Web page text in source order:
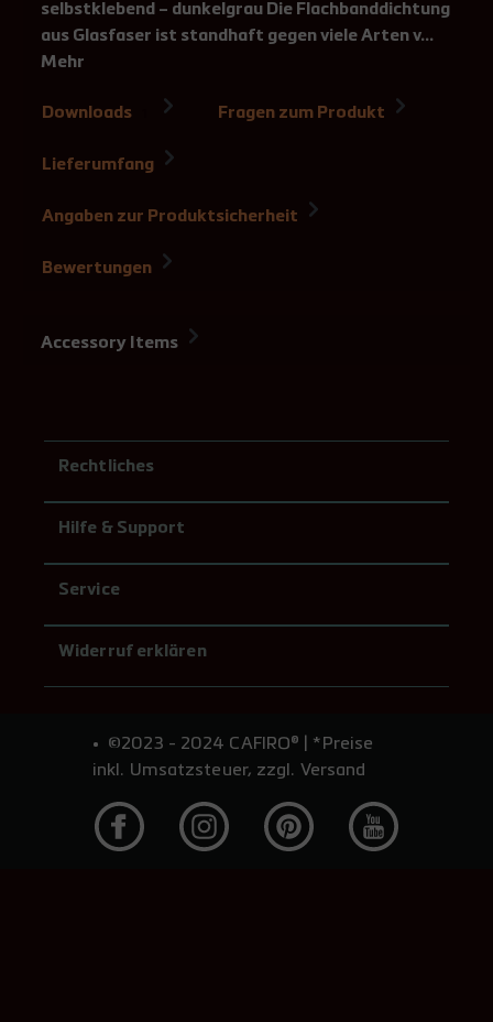
selbstklebend – dunkelgrau Die Flachbanddichtung
aus Glasfaser ist standhaft gegen viele Arten v…
Mehr
Downloads Fragen zum Produkt
Lieferumfang
Angaben zur Produktsicherheit
Bewertungen
Accessory Items
Rechtliches
Hilfe & Support
Service
Widerruf erklären
©2023 - 2024 CAFIRO® | *Preise
inkl. Umsatzsteuer, zzgl. Versand